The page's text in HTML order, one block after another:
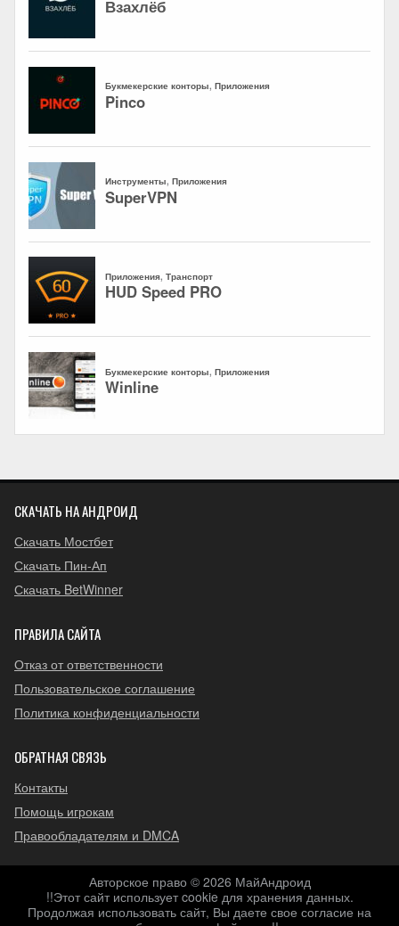
СКАЧАТЬ НА АНДРОИД
Скачать Мостбет
Скачать Пин-Ап
Скачать BetWinner
ПРАВИЛА САЙТА
Отказ от ответственности
Пользовательское соглашение
Политика конфиденциальности
ОБРАТНАЯ СВЯЗЬ
Контакты
Помощь игрокам
Правообладателям и DMCA
Авторское право © 2026 МайАндроид
!!Этот сайт использует cookie для хранения данных.
Продолжая использовать сайт, Вы даете свое согласие на